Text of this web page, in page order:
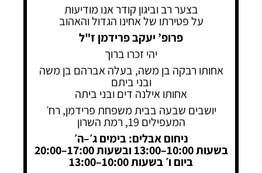
בצער רב וביגון קודר אנו מודיעות
על פטירתו של אחינו הגדול והאהוב
פרופ’ יעקב פרידמן ז"ל
יהי זכרו ברוך
אחותו רבקה בן משה, בעלה אברהם בן משה
ובני ביתם
אחותו אילנה דים ובני ביתה
יושבים שבעה בבית משפחת פרידמן, רח׳
המעפילים 19, רמת השרון
ניחום אבלים: בימים ג׳–ה׳
בשעות 10:00–13:00 ובשעות 17:00–20:00
ביום ו׳ בשעות 10:00–13:00